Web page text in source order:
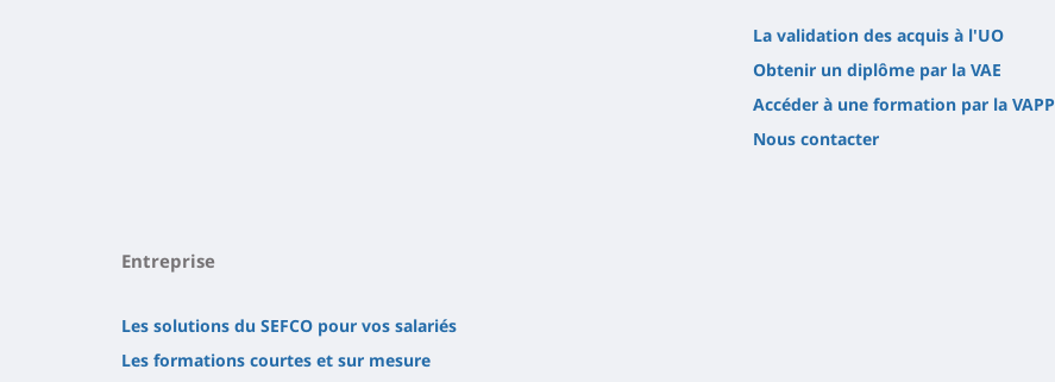
La validation des acquis à l'UO
Obtenir un diplôme par la VAE
Accéder à une formation par la VAPP
Nous contacter
Entreprise
Les solutions du SEFCO pour vos salariés
Les formations courtes et sur mesure